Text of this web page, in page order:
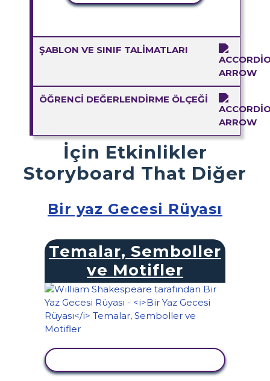
ŞABLON VE SINIF TALIMATLARI
ÖĞRENCI DEĞERLENDIRME ÖLÇEĞI
İçin Etkinlikler
Storyboard That Diğer
Bir yaz Gecesi Rüyası
Temalar, Semboller
ve Motifler